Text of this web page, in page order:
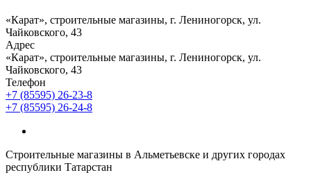
«Карат», строительные магазины, г. Лениногорск, ул.
Чайковского, 43
Адрес
«Карат», строительные магазины, г. Лениногорск, ул.
Чайковского, 43
Телефон
+7 (85595) 26-23-8
+7 (85595) 26-24-8
Строительные магазины в Альметьевске и других городах
республики Татарстан